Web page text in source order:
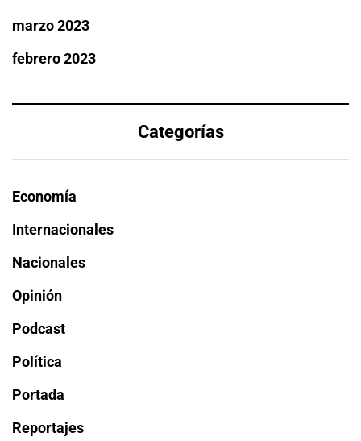
marzo 2023
febrero 2023
Categorías
Economía
Internacionales
Nacionales
Opinión
Podcast
Política
Portada
Reportajes